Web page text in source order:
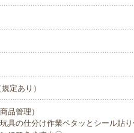
定あり）
品管理）
具の仕分け作業ペタッとシール貼